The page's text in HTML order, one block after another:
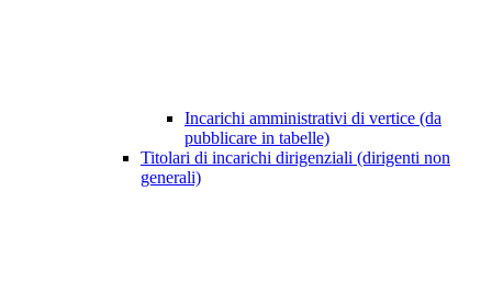
Incarichi amministrativi di vertice (da
pubblicare in tabelle)
Titolari di incarichi dirigenziali (dirigenti non
generali)